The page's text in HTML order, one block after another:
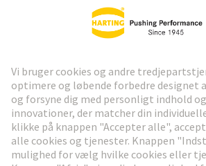
HARTING Newsletter
Gå til registrering
Social Media